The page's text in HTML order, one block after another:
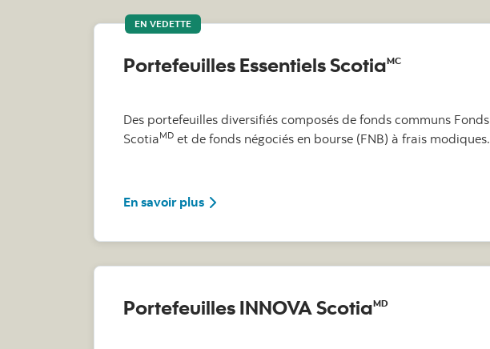
EN VEDETTE
Portefeuilles Essentiels ScotiaMC
Des portefeuilles diversifiés composés de fonds communs Fonds
ScotiaMD et de fonds négociés en bourse (FNB) à frais modiques.
En savoir plussur les Portefeuilles Essentiels Scotia
Portefeuilles INNOVA ScotiaMD